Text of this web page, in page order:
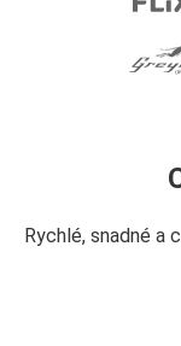
Rychlé, snadné a